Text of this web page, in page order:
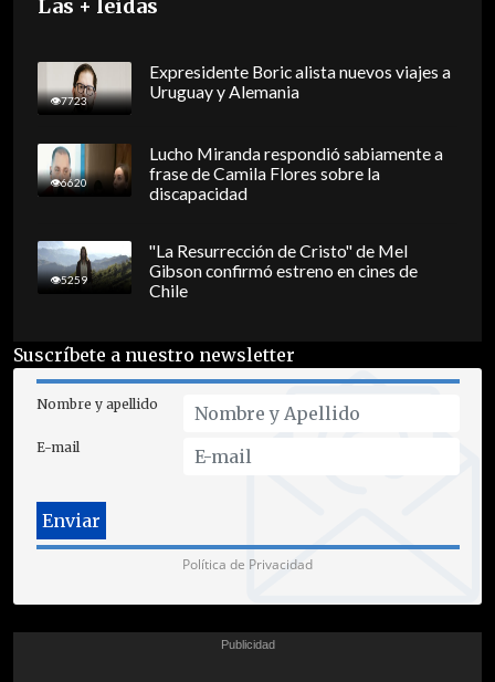
Las + leídas
7723
Expresidente Boric alista nuevos viajes a
Uruguay y Alemania
6620
Lucho Miranda respondió sabiamente a
frase de Camila Flores sobre la
discapacidad
5259
"La Resurrección de Cristo" de Mel
Gibson confirmó estreno en cines de
Chile
Suscríbete a nuestro newsletter
Nombre y apellido
E-mail
Política de Privacidad